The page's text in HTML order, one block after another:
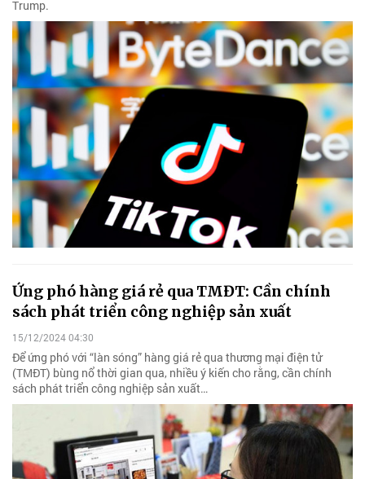
Trump.
Ứng phó hàng giá rẻ qua TMĐT: Cần chính
sách phát triển công nghiệp sản xuất
15/12/2024 04:30
Để ứng phó với “làn sóng” hàng giá rẻ qua thương mại điện tử
(TMĐT) bùng nổ thời gian qua, nhiều ý kiến cho rằng, cần chính
sách phát triển công nghiệp sản xuất…